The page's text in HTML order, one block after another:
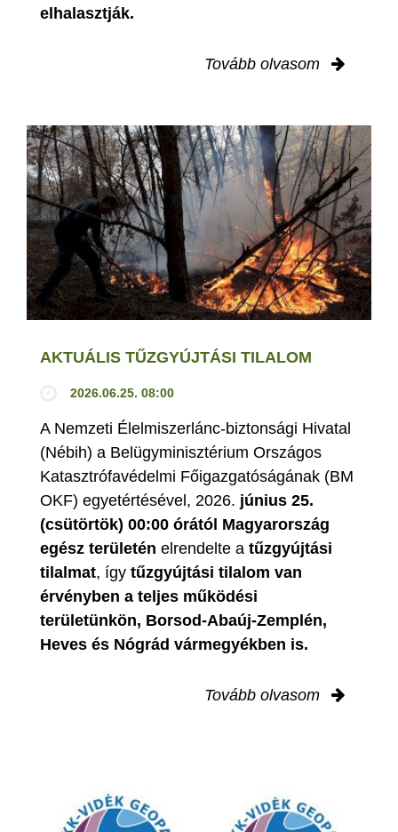
elhalasztják.
Tovább olvasom
AKTUÁLIS TŰZGYÚJTÁSI TILALOM
2026.06.25. 08:00
A Nemzeti Élelmiszerlánc-biztonsági Hivatal
(Nébih) a Belügyminisztérium Országos
Katasztrófavédelmi Főigazgatóságának (BM
OKF) egyetértésével, 2026. június 25.
(csütörtök) 00:00 órától Magyarország
egész területén elrendelte a tűzgyújtási
tilalmat, így tűzgyújtási tilalom van
érvényben a teljes működési
területünkön, Borsod-Abaúj-Zemplén,
Heves és Nógrád vármegyékben is.
Tovább olvasom